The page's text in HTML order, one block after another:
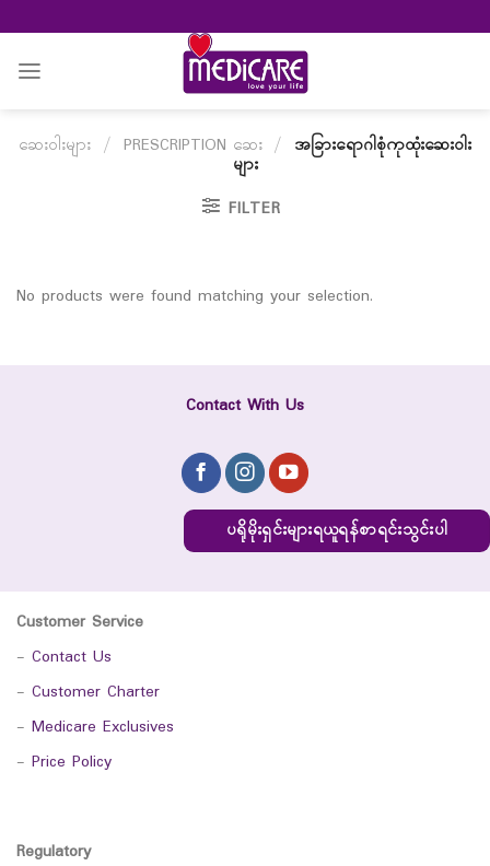
to
content
ဆေးဝါးများ / PRESCRIPTION ဆေး / အခြားရောဂါစုံကုထုံးဆေးဝါး
များ
FILTER
No products were found matching your selection.
Contact With Us
ပရိုမိုးရှင်းများရယူရန်စာရင်းသွင်းပါ
Customer Service
- Contact Us
- Customer Charter
- Medicare Exclusives
- Price Policy
Regulatory